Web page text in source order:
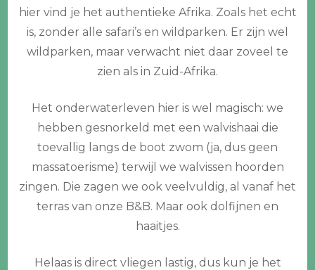
hier vind je het authentieke Afrika. Zoals het echt
is, zonder alle safari’s en wildparken. Er zijn wel
wildparken, maar verwacht niet daar zoveel te
zien als in Zuid-Afrika.
Het onderwaterleven hier is wel magisch: we
hebben gesnorkeld met een walvishaai die
toevallig langs de boot zwom (ja, dus geen
massatoerisme) terwijl we walvissen hoorden
zingen. Die zagen we ook veelvuldig, al vanaf het
terras van onze B&B. Maar ook dolfijnen en
haaitjes.
Helaas is direct vliegen lastig, dus kun je het